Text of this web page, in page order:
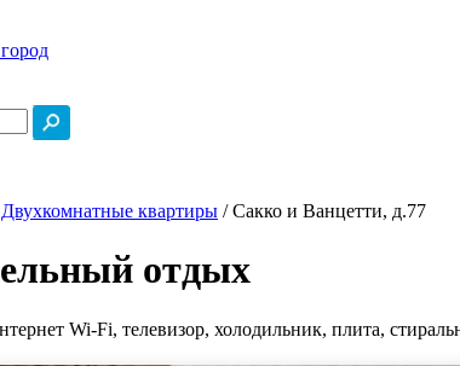
Двухкомнатные квартиры /Сакко и Ванцетти, д.77
отдых
Wi-Fi, телевизор, холодильник, плита,